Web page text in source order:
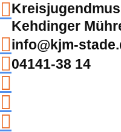
Kehdinger
info@kjm-
04141-38 14